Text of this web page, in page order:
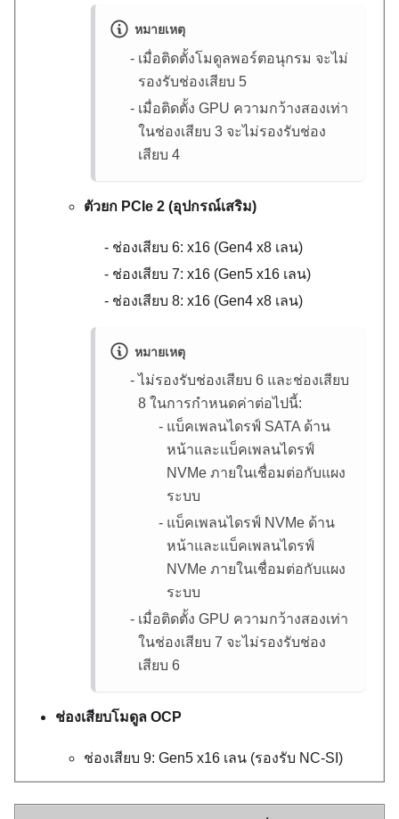
หมายเหตุ
เมื่อติดตั้งโมดูลพอร์ตอนุกรม จะไม่
รองรับช่องเสียบ 5
เมื่อติดตั้ง GPU ความกว้างสองเท่า
ในช่องเสียบ 3 จะไม่รองรับช่อง
เสียบ 4
ตัวยก PCIe 2 (อุปกรณ์เสริม)
ช่องเสียบ 6: x16 (Gen4 x8 เลน)
ช่องเสียบ 7: x16 (Gen5 x16 เลน)
ช่องเสียบ 8: x16 (Gen4 x8 เลน)
หมายเหตุ
ไม่รองรับช่องเสียบ 6 และช่องเสียบ
8 ในการกำหนดค่าต่อไปนี้:
แบ็คเพลนไดรฟ์ SATA ด้าน
หน้าและแบ็คเพลนไดรฟ์
NVMe ภายในเชื่อมต่อกับแผง
ระบบ
แบ็คเพลนไดรฟ์ NVMe ด้าน
หน้าและแบ็คเพลนไดรฟ์
NVMe ภายในเชื่อมต่อกับแผง
ระบบ
เมื่อติดตั้ง GPU ความกว้างสองเท่า
ในช่องเสียบ 7 จะไม่รองรับช่อง
เสียบ 6
ช่องเสียบโมดูล OCP
ช่องเสียบ 9: Gen5 x16 เลน (รองรับ NC-SI)